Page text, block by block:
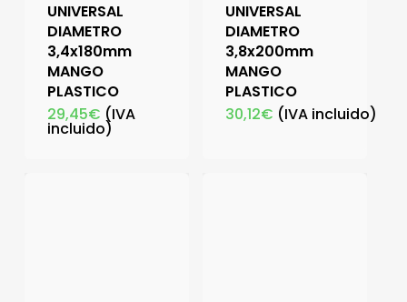
UNIVERSAL
DIAMETRO
3,4x180mm
MANGO
PLASTICO
29,45€ (IVA
incluido)
UNIVERSAL
DIAMETRO
3,8x200mm
MANGO
PLASTICO
30,12€ (IVA incluido)